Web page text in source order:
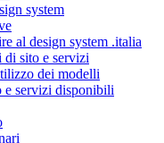
system
al design system .italia
di sito e servizi
dei modelli
servizi disponibili